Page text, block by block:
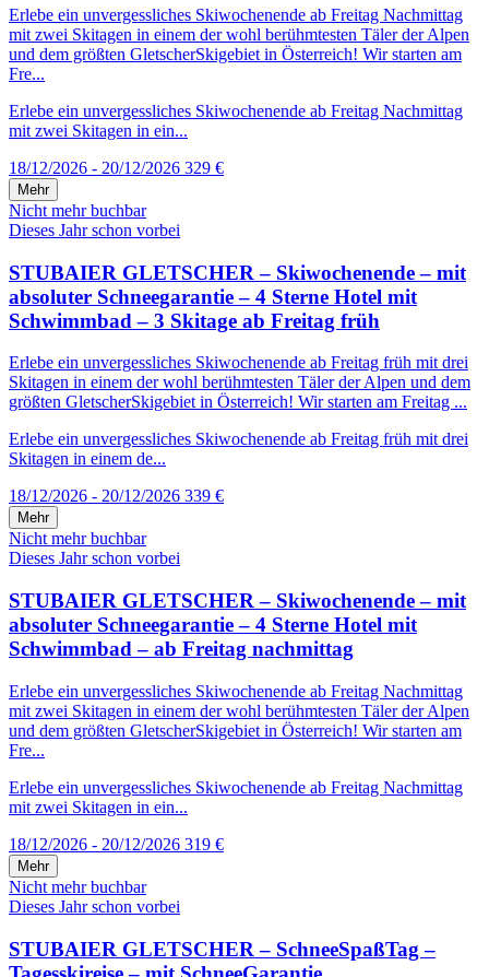
Erlebe ein unvergessliches Skiwochenende ab Freitag Nachmittag
mit zwei Skitagen in einem der wohl berühmtesten Täler der Alpen
und dem größten GletscherSkigebiet in Österreich! Wir starten am
Fre...
Erlebe ein unvergessliches Skiwochenende ab Freitag Nachmittag
mit zwei Skitagen in ein...
18/12/2026 - 20/12/2026 329 €
Mehr
Nicht mehr buchbar
Dieses Jahr schon vorbei
STUBAIER GLETSCHER – Skiwochenende – mit
absoluter Schneegarantie – 4 Sterne Hotel mit
Schwimmbad – 3 Skitage ab Freitag früh
Erlebe ein unvergessliches Skiwochenende ab Freitag früh mit drei
Skitagen in einem der wohl berühmtesten Täler der Alpen und dem
größten GletscherSkigebiet in Österreich! Wir starten am Freitag ...
Erlebe ein unvergessliches Skiwochenende ab Freitag früh mit drei
Skitagen in einem de...
18/12/2026 - 20/12/2026 339 €
Mehr
Nicht mehr buchbar
Dieses Jahr schon vorbei
STUBAIER GLETSCHER – Skiwochenende – mit
absoluter Schneegarantie – 4 Sterne Hotel mit
Schwimmbad – ab Freitag nachmittag
Erlebe ein unvergessliches Skiwochenende ab Freitag Nachmittag
mit zwei Skitagen in einem der wohl berühmtesten Täler der Alpen
und dem größten GletscherSkigebiet in Österreich! Wir starten am
Fre...
Erlebe ein unvergessliches Skiwochenende ab Freitag Nachmittag
mit zwei Skitagen in ein...
18/12/2026 - 20/12/2026 319 €
Mehr
Nicht mehr buchbar
Dieses Jahr schon vorbei
STUBAIER GLETSCHER – SchneeSpaßTag –